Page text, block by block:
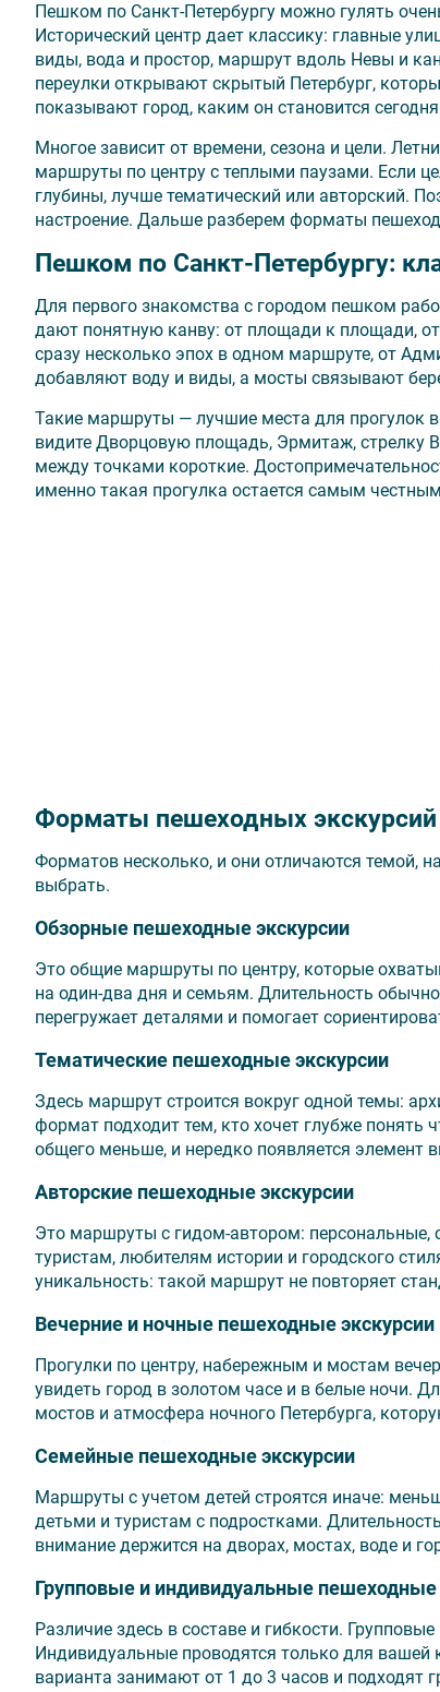
Пешком по Санкт-Петербургу можно гулять
Исторический центр дает классику: главные
виды, вода и простор, маршрут вдоль Невы и
переулки открывают скрытый Петербург,
показывают город, каким он становится
Многое зависит от времени, сезона и цели.
маршруты по центру с теплыми паузами. Если
глубины, лучше тематический или авторский.
настроение. Дальше разберем форматы
Пешком по Санкт-Петербургу:
Для первого знакомства с городом пешком
дают понятную канву: от площади к площади,
сразу несколько эпох в одном маршруте, от
добавляют воду и виды, а мосты связывают
Такие маршруты — лучшие места для прогулок
видите Дворцовую площадь, Эрмитаж, стрелку
между точками короткие.
именно такая прогулка остается самым
Форматы пешеходных экскурсий
Форматов несколько, и они отличаются темой,
выбрать.
Обзорные пешеходные экскурсии
Это общие маршруты по центру, которые
на один-два дня и семьям. Длительность
перегружает деталями и помогает
Тематические пешеходные экскурсии
Здесь маршрут строится вокруг одной темы:
формат подходит тем, кто хочет глубже понять
общего меньше, и нередко появляется элемент
Авторские пешеходные экскурсии
Это маршруты с гидом-автором:
туристам, любителям истории и городского
уникальность: такой маршрут не повторяет
Вечерние и ночные пешеходные экскурсии
Прогулки по центру, набережным и мостам
увидеть город в золотом часе и в белые ночи.
мостов и атмосфера ночного Петербурга,
Семейные пешеходные экскурсии
Маршруты с учетом детей строятся иначе:
детьми и туристам с подростками.
внимание держится на дворах, мостах, воде и
Групповые и индивидуальные пешеходные
Различие здесь в составе и гибкости.
Индивидуальные проводятся только для
варианта занимают от 1 до 3 часов и подходят